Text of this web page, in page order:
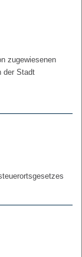
zugewiesenen
der Stadt